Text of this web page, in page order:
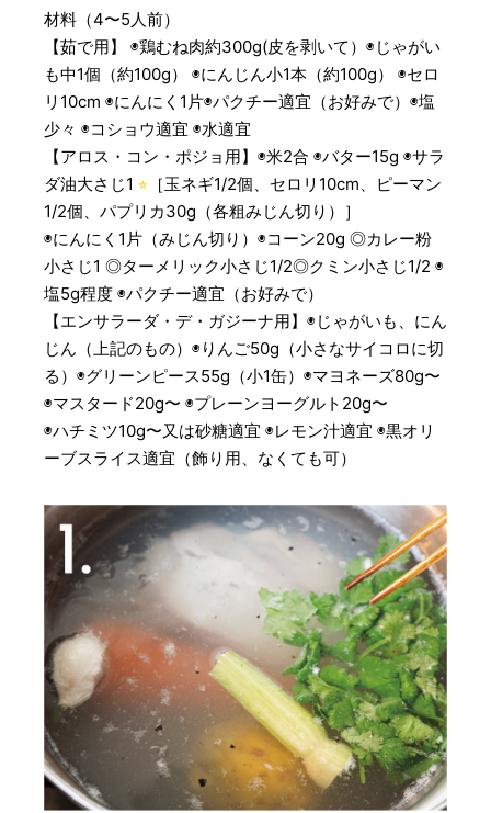
材料（4〜5人前）
【茹で用】 ◉鶏むね肉約300g(皮を剥いて）◉じゃがい
も中1個（約100g） ◉にんじん小1本（約100g） ◉セロ
リ10cm ◉にんにく1片◉パクチー適宜（お好みで）◉塩
少々 ◉コショウ適宜 ◉水適宜
【アロス・コン・ポジョ用】◉米2合 ◉バター15g ◉サラ
ダ油大さじ1 ⭐︎ ［玉ネギ1/2個、セロリ10cm、ピーマン
1/2個、パプリカ30g（各粗みじん切り）］
◉にんにく1片（みじん切り）◉コーン20g ◎カレー粉
小さじ1 ◎ターメリック小さじ1/2◎クミン小さじ1/2 ◉
塩5g程度 ◉パクチー適宜（お好みで）
【エンサラーダ・デ・ガジーナ用】◉じゃがいも、にん
じん（上記のもの）◉りんご50g（小さなサイコロに切
る）◉グリーンピース55g（小1缶）◉マヨネーズ80g〜
◉マスタード20g〜 ◉プレーンヨーグルト20g〜
◉ハチミツ10g〜又は砂糖適宜 ◉レモン汁適宜 ◉黒オリ
ーブスライス適宜（飾り用、なくても可）